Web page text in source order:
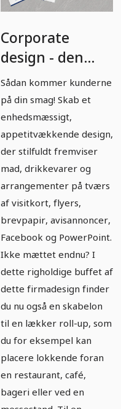
Corporate
design - den
komplette
udstyr til
ernæring og
mad - Version 1
Sådan kommer kunderne
på din smag! Skab et
enhedsmæssigt,
appetitvækkende design,
der stilfuldt fremviser
mad, drikkevarer og
arrangementer på tværs
af visitkort, flyers,
brevpapir, avisannoncer,
Facebook og PowerPoint.
Ikke mættet endnu? I
dette righoldige buffet af
dette firmadesign finder
du nu også en skabelon
til en lækker roll-up, som
du for eksempel kan
placere lokkende foran
en restaurant, café,
bageri eller ved en